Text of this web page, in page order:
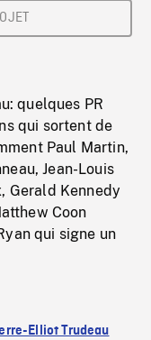
quelques PR
qui sortent de
Paul Martin,
Jean-Louis
Gerald Kennedy
Coon
qui signe un
Elliot Trudeau